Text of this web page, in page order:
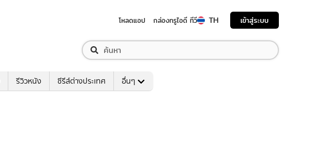
โหลดแอป กล่องทรูไอดี ทีวี TH เข้าสู่ระบบ
รีวิวหนัง ซีรีส์ต่างประเทศ อื่นๆ